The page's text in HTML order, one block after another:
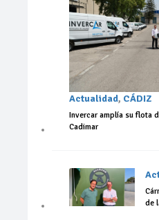
Actualidad, CÁDIZ
Invercar amplía su flota
Cadimar
de